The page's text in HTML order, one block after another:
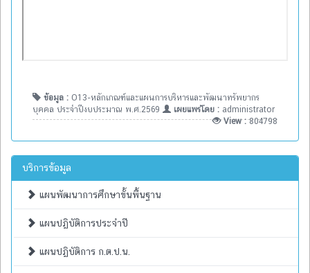
ข้อมูล : O13-หลักเกณฑ์และแผนการบริหารและพัฒนาทรัพยากร
บุคคล ประจำปีงบประมาณ พ.ศ.2569
เผยแพร่โดย : administrator
View :804798
บริการข้อมูล
แผนพัฒนาการศึกษาขั้นพื้นฐาน
แผนปฏิบัติการประจำปี
แผนปฏิบัติการ ก.ต.ป.น.